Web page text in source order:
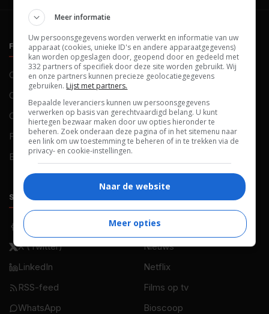
FILMTOTAAL
Contact
Over ons
Colofon
FAQ
Blog
BELEID
Privacy
Cookies
Cookievoorkeuren
SOCIALS
Facebook
X (Twitter)
LinkedIn
RSS-feed
WhatsApp
Recensies
Nieuws
Netflix
Films op tv
Bioscoop
Meer informatie
Uw persoonsgegevens worden verwerkt en informatie van uw
apparaat (cookies, unieke ID's en andere apparaatgegevens)
kan worden opgeslagen door, geopend door en gedeeld met
332 partners of specifiek door deze site worden gebruikt. Wij
en onze partners kunnen precieze geolocatiegegevens
gebruiken. Lijst met partners.
Bepaalde leveranciers kunnen uw persoonsgegevens
verwerken op basis van gerechtvaardigd belang. U kunt
hiertegen bezwaar maken door uw opties hieronder te
beheren. Zoek onderaan deze pagina of in het sitemenu naar
een link om uw toestemming te beheren of in te trekken via de
privacy- en cookie-instellingen.
Naar de website
Meer opties